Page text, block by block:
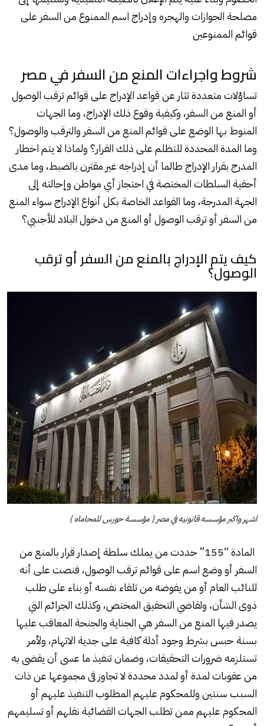
مصلحة الجوازات والهجره وإدراج اسم الممنوع من السفر على
قوائم الممنوعين
شروط واجراءات المنع من السفر في مصر
تساؤلات متعددة تثار عن قواعد الإدراج على قوائم ترقب الوصول
أوالمنع من السفر، وكيفية وقوع ذلك الإدراج، وما الجهات
المنوط بها الوضع على قوائم المنع من السفر والترقب والوصول؟
وما المدة المحددة للتظلم على ذلك القرار؟ ولماذا لا يتم اخطار
المدرج بقرار الإدراج طالما أن إدراجه غير مقترن بالضبط، وما مدى
أحقية السلطات المختصة في احتجاز أي مواطن وإحالته إلى
الجهة المدرجة، وما القواعد الخاصة بكل أنواع الإدراج سواء المنع
من السفر أو ترقب الوصول أو المنع من دخول البلاد للأجنبي؟
كيف يتم الإدراج بالمنع من السفر أو ترقب
الوصول؟
اشهر واكبر مؤسسه قانونيه في مصر { مؤسسة حورس للمحاماه }
المادة “155” حددت من يملك سلطة إصدار قرار بالمنع من
السفر أو وضع اسم على قوائم ترقب الوصول، فنصت على أنه
للنائب العام أو من يفوضه من تلقاء نفسه أو بناء على طلب
ذوى الشأن، ولقاضي التحقيق المختص، وكذلك الجرائم التي
يصدر فيها المنع من السفر هي الجناية والجنحة المعاقب عليها
بسنة حبس بشرط وجود أدلة كافية على جدية الاتهام، ولأمر
تستلزمه ضرورات التحقيقات، وضمان تنفيذ ما عسى أن يقضى به
من عقوبات لمدة أو لمدد محددة لا تجاوز فى مجموعها عن ذات
السبب سنتين وللمحكوم عليهم المطلوب التنفيذ عليهم أو
المحكوم عليهم ممن تطلب الجهات القضائية نقلهم أو تسليمهم